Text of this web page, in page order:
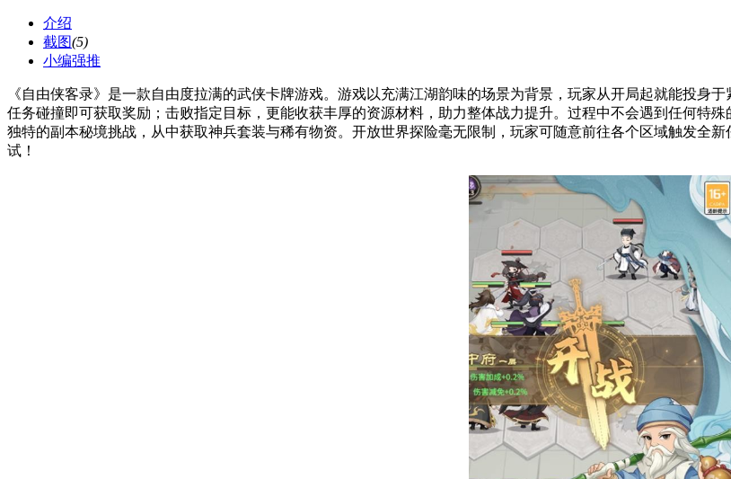
介绍
截图(5)
小编强推
《自由侠客录》是一款自由度拉满的武侠卡牌游戏。游戏以充满江湖韵味的场景为背景，玩家从开局起就能投身
任务碰撞即可获取奖励；击败指定目标，更能收获丰厚的资源材料，助力整体战力提升。过程中不会遇到任何特
独特的副本秘境挑战，从中获取神兵套装与稀有物资。开放世界探险毫无限制，玩家可随意前往各个区域触发全
试！